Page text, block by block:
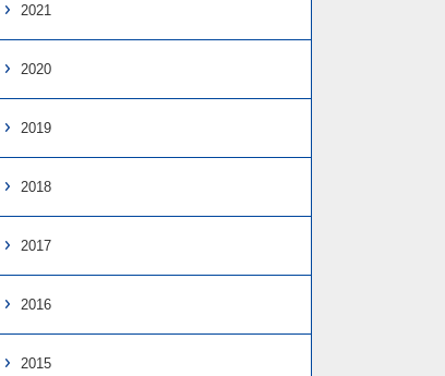
2021
2020
2019
2018
2017
2016
2015